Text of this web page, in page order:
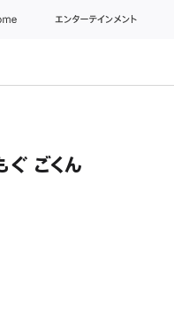
エンターテインメント
ぐ ごくん